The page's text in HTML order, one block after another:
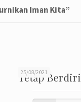
Iman Kita”
25/08/2021
Tetap Berdiri